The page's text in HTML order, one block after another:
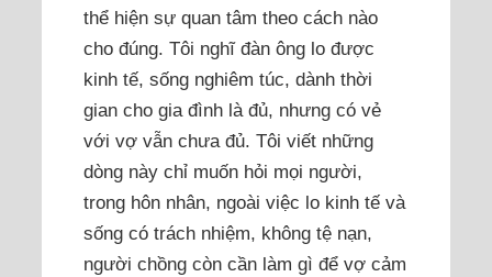
thể hiện sự quan tâm theo cách nào
cho đúng. Tôi nghĩ đàn ông lo được
kinh tế, sống nghiêm túc, dành thời
gian cho gia đình là đủ, nhưng có vẻ
với vợ vẫn chưa đủ. Tôi viết những
dòng này chỉ muốn hỏi mọi người,
trong hôn nhân, ngoài việc lo kinh tế và
sống có trách nhiệm, không tệ nạn,
người chồng còn cần làm gì để vợ cảm